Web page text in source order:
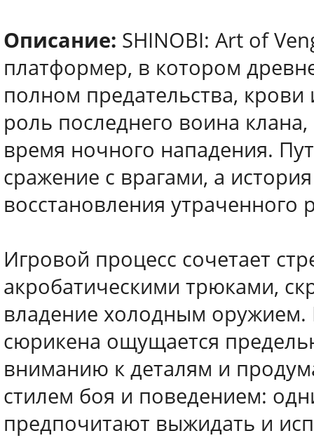
Описание: SHINOBI: Art of
платформер, в котором
полном предательства, крови
роль последнего воина
время ночного нападения.
сражение с врагами, а
восстановления
Игровой процесс сочетает
акробатическими трюками,
владение холодным
сюрикена ощущается
вниманию к деталям и
стилем боя и поведением:
предпочитают выжидать и